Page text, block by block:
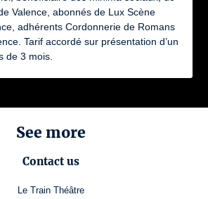
Valence, abonnés de Lux Scène
adhérents Cordonnerie de Romans
Tarif accordé sur présentation d’un
de 3 mois.
See more
Contact us
Le Train Théâtre